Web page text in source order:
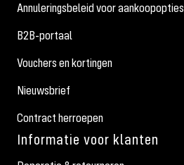
Annuleringsbeleid voor aankoopopties
B2B-portaal
Vouchers en kortingen
Nieuwsbrief
Contract herroepen
Informatie voor klanten